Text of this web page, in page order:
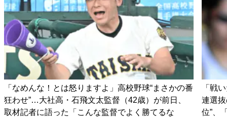
「なめんな！とは怒りますよ」高校野球“まさかの番
狂わせ”…大社高・石飛文太監督（42歳）が前日、
取材記者に語った「こんな監督でよく勝てるな
「戦
連選
位”、